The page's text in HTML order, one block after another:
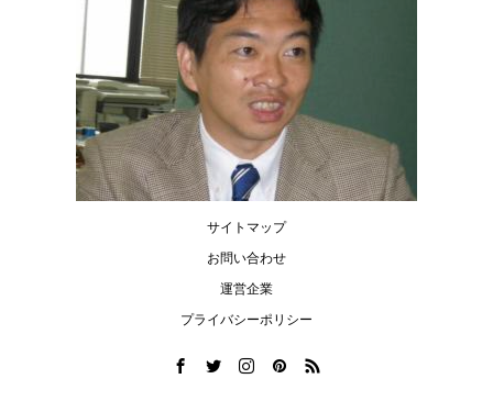
サイトマップ
お問い合わせ
運営企業
プライバシーポリシー